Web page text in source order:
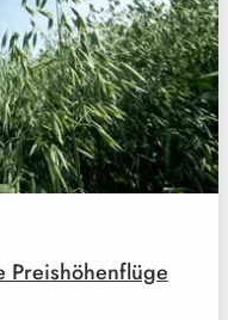
Preishöhenflüge